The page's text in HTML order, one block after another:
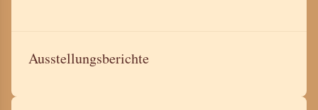
Ausstellungsberichte